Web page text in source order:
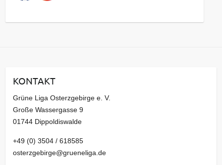
a
v
KONTAKT
Grüne Liga Osterzgebirge e. V.
Große Wassergasse 9
01744 Dippoldiswalde
+49 (0) 3504 / 618585
osterzgebirge@grueneliga.de